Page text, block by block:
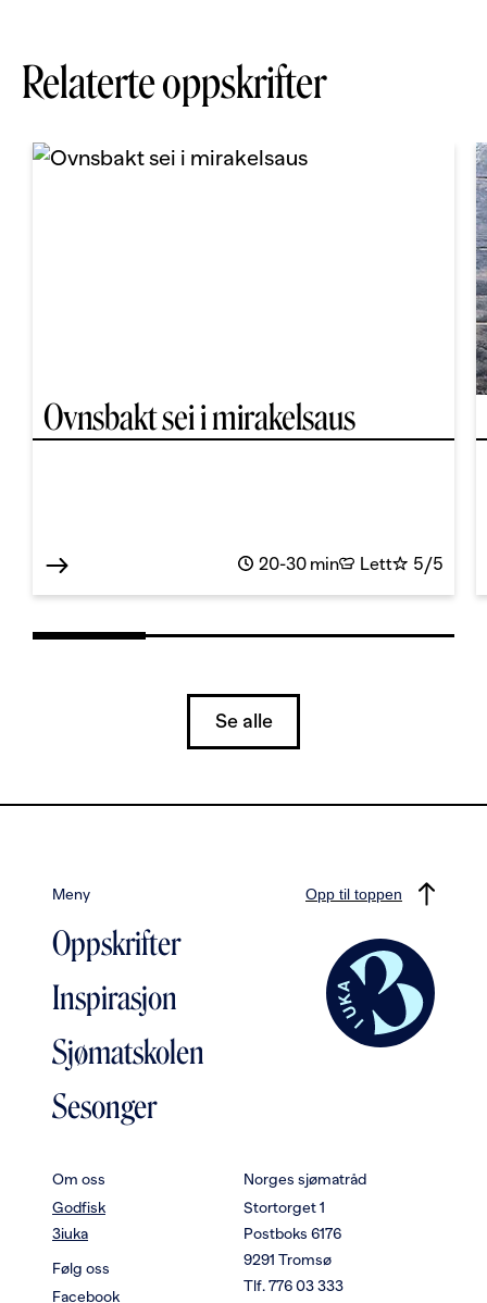
Relaterte oppskrifter
Ovnsbakt sei i mirakelsaus
20-30 min Lett 5/5
Se alle
Meny
Oppskrifter
Inspirasjon
Sjømatskolen
Sesonger
Om oss
Godfisk
3iuka
Følg oss
Facebook
Norges sjømatråd
Stortorget 1
Postboks 6176
9291 Tromsø
Tlf. 776 03 333
Opp til toppen